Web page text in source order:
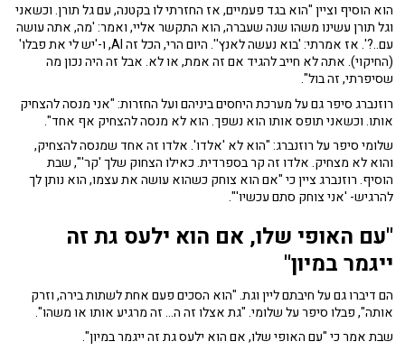
הוא הוסיף וציין "הוא בגד פעמיים, אז החזרתי לו בקטנה, עם גל תורן. וכשאני
וגל תורן עשינו משהו שנה שעברה, הוא התקשר אליי, ואמר: 'מה, אתה עושה
עם..?'. אז אמרתי: 'בוא נעשה לאנץ''. היום הרי, הכל זה AI, ו-'יש לי את פבלו'
(החיקוי). אתה לא חייב להגיד אם זה אמת, או לא. אבל זה היה נכון מה
שסיפרתי, זה בול".
רוזנברג סיפר גם על מערכת היחסים ביניהם ועל החזרות: "אני מנסה להצחיק
אותו. וכשאני תופס אותו הוא נשפך. הוא לא מנסה להצחיק אף אחד".
שלומי סיפר על רוזנברג: "הוא לא 'אלדו'. אלדו זה אחד שמנסה להצחיק,
והוא לא מצחיק. אלדו זה קר בספרדית. כאילו הצחוק שלך 'קר'", שבת
הוסיף. רוזנברג ציין כי "אם הוא צוחק כשהוא עושה את עצמו, הוא נותן לך
להרגיש- 'אני צוחק סתם עכשיו'".
"עם האופי שלו, אם הוא ילעס גת זה
ייגמר במיון"
הם דיברו גם על חיבתם ליין וגת. "הוא הסכים פעם אחת לשתות בירה, וזרק
אותה", פבלו סיפר על שלומי. "גת אצלו זה ה... זה מרגיע אותו או משהו".
שבת אמר כי "עם האופי שלו, אם הוא ילעס גת זה ייגמר במיון".